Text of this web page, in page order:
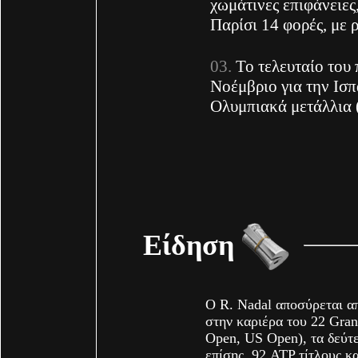
χωμάτινες
Παρίσι 14 φορές, με
Το τελευταίο του
Νοέμβριο για την
Ολυμπιακά
Είδηση
Ο R. Nadal αποσύρεται
στην καριέρα του 22
Open, US Open), τα
επίσης, 92 ATP τίτλους